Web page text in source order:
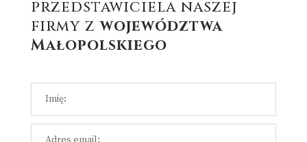
przedstawiciela naszej
firmy zwojewództwa
Małopolskiego